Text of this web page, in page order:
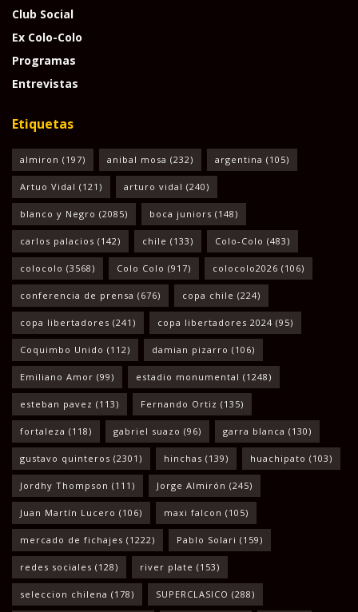
Club Social
Ex Colo-Colo
Programas
Entrevistas
Etiquetas
almiron (197) anibal mosa (232) argentina (105)
Artuo Vidal (121) arturo vidal (240)
blanco y Negro (2085) boca juniors (148)
carlos palacios (142) chile (133) Colo-Colo (483)
colocolo (3568) Colo Colo (917) colocolo2026 (106)
conferencia de prensa (676) copa chile (224)
copa libertadores (241) copa libertadores 2024 (95)
Coquimbo Unido (112) damian pizarro (106)
Emiliano Amor (99) estadio monumental (1248)
esteban pavez (113) Fernando Ortiz (135)
fortaleza (118) gabriel suazo (96) garra blanca (130)
gustavo quinteros (2301) hinchas (139) huachipato (103)
Jordhy Thompson (111) Jorge Almirón (245)
Juan Martín Lucero (106) maxi falcon (105)
mercado de fichajes (1222) Pablo Solari (159)
redes sociales (128) river plate (153)
seleccion chilena (178) SUPERCLASICO (288)